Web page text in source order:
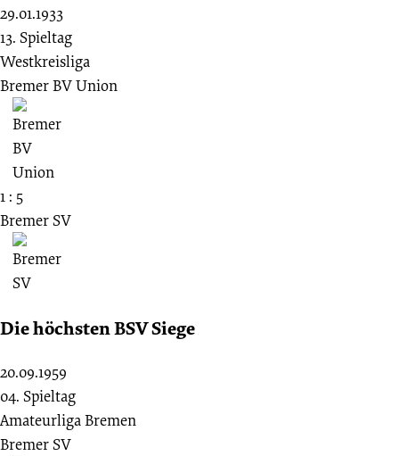
29.01.1933
13. Spieltag
Westkreisliga
Bremer BV Union
1 : 5
Bremer SV
Die höchsten BSV Siege
20.09.1959
04. Spieltag
Amateurliga Bremen
Bremer SV